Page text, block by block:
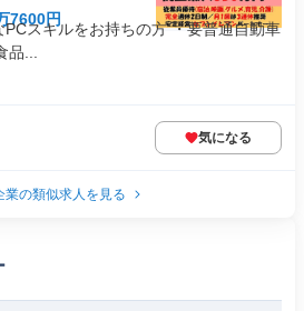
7600円
スキルをお持ちの方 ・要普通自動車
...
気になる
業の類似求人を見る